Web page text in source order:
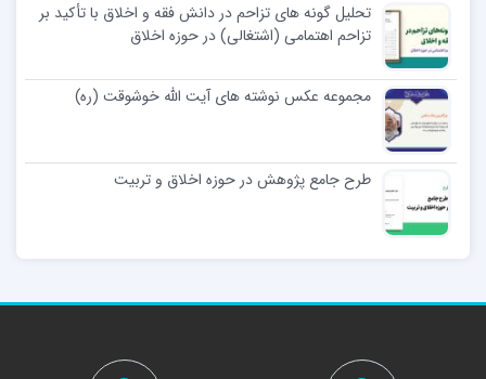
تحلیل گونه های تزاحم در دانش فقه و اخلاق با تأکید بر
تزاحم اهتمامی (اشتغالی) در حوزه اخلاق
مجموعه عکس نوشته های آیت الله خوشوقت (ره)
طرح جامع پژوهش در حوزه اخلاق و تربیت